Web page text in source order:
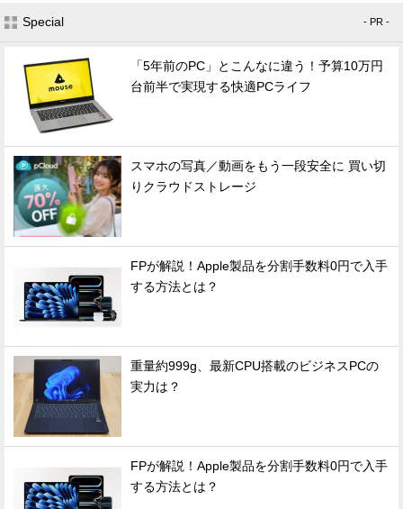
Special - PR -
「5年前のPC」とこんなに違う！予算10万円
台前半で実現する快適PCライフ
スマホの写真／動画をもう一段安全に 買い切
りクラウドストレージ
FPが解説！Apple製品を分割手数料0円で入手
する方法とは？
重量約999g、最新CPU搭載のビジネスPCの
実力は？
FPが解説！Apple製品を分割手数料0円で入手
する方法とは？